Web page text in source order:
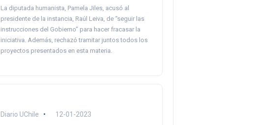
La diputada humanista, Pamela Jiles, acusó al
presidente de la instancia, Raúl Leiva, de “seguir las
instrucciones del Gobierno” para hacer fracasar la
iniciativa. Además, rechazó tramitar juntos todos los
proyectos presentados en esta materia.
Diario UChile 12-01-2023